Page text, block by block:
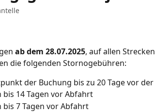
ab dem 28.07.2025, auf allen
die folgenden Stornogebühren:
der Buchung bis zu 20 Tage vor
bis 14 Tagen vor Abfahrt
bis 7 Tagen vor Abfahrt